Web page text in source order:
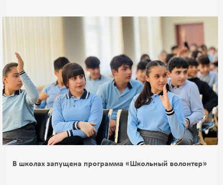
В школах запущена программа «Школьный волонтер»